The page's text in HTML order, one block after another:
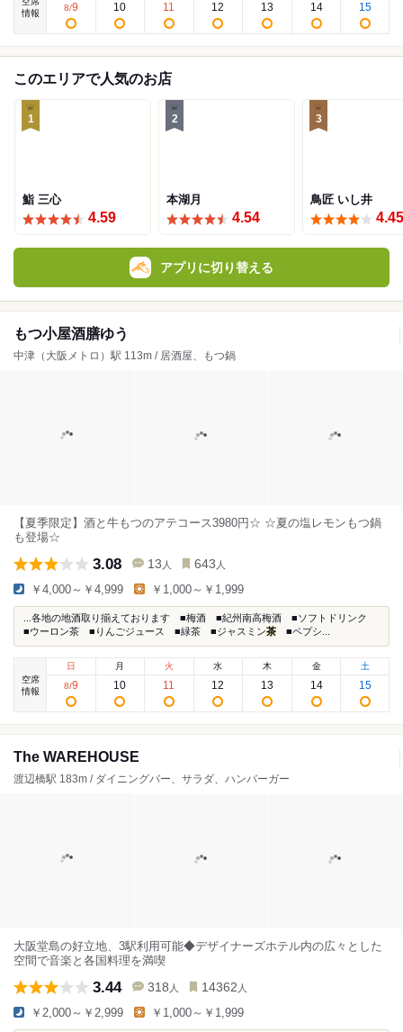
情報
8/9 10 11 12 13 14 15
このエリアで人気のお店
1
鮨 三心
4.59
2
本湖月
4.54
3
鳥匠 いし井
4.45
アプリに切り替える
もつ小屋酒膳ゆう
中津（大阪メトロ）駅 113m / 居酒屋、もつ鍋
【夏季限定】酒と牛もつのアテコース3980円‎‎☆ ☆夏の塩レモンもつ鍋
も登場☆
3.08 13 人 643 人
￥4,000～￥4,999 ￥1,000～￥1,999
...各地の地酒取り揃えております ■梅酒 ■紀州南高梅酒 ■ソフトドリンク
■ウーロン茶 ■りんごジュース ■緑茶 ■ジャスミン茶 ■ペプシ...
空席
情報
日
8/9
月
10
火
11
水
12
木
13
金
14
土
15
The WAREHOUSE
渡辺橋駅 183m / ダイニングバー、サラダ、ハンバーガー
大阪堂島の好立地、3駅利用可能◆デザイナーズホテル内の広々とした
空間で音楽と各国料理を満喫
3.44 318 人 14362 人
￥2,000～￥2,999 ￥1,000～￥1,999